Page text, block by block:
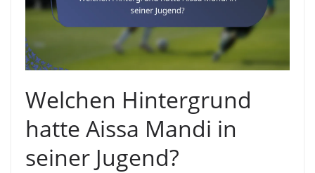
Welchen Hintergrund
hatte Aissa Mandi in
seiner Jugend?